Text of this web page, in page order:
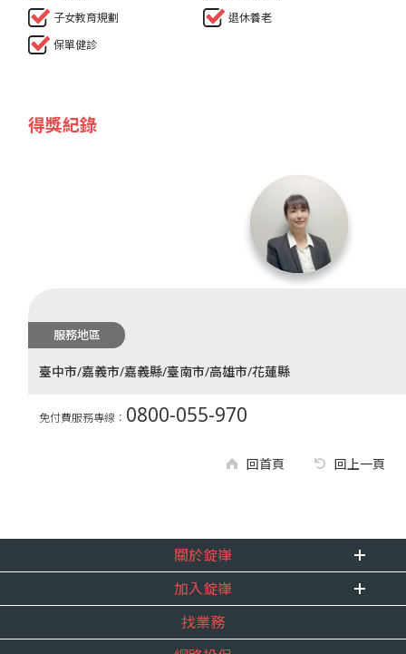
子女教育規劃
退休養老
保單健診
得獎紀錄
服務地區
臺中市/嘉義市/嘉義縣/臺南市/高雄市/花蓮縣
免付費服務專線： 0800-055-970
回首頁 回上一頁
關於錠嵂
企業資訊
重要事跡
加入錠嵂
內勤招聘
找業務